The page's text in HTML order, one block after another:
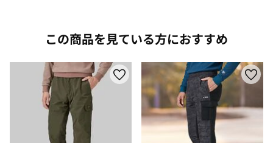
この商品を見ている方におすすめ